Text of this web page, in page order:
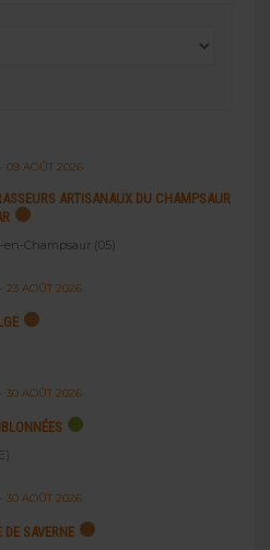
09 AOÛT 2026
ARTISANAUX DU CHAMPSAUR
Champsaur (05)
23 AOÛT 2026
30 AOÛT 2026
30 AOÛT 2026
DE SAVERNE